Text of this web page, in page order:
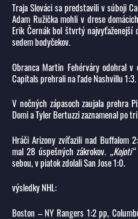
Traja Slováci sa predstavili v súboji
Adam Ružička mohli v drese
Erik Černák bol štvrtý
sedem bodyčekov.
Obranca Martin Fehérváry odohral
Capitals prehrali na ľade Nashvillu 1:3.
V nočných zápasoch zaujala prehra
Domi a Tyler Bertuzzi zaznamenal po
Hráči Arizony zvíťazili nad Buffalom
mal 28 úspešných zákrokov. „Kojoti“
sebou, v piatok zdolali San Jose 1:0.
výsledky NHL:
Boston – NY Rangers 1:2 pp,